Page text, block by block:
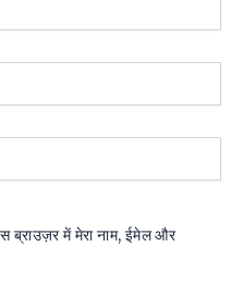
ब्राउज़र में मेरा नाम, ईमेल और